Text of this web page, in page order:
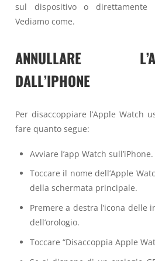
sul dispositivo o direttamente
Vediamo come.
ANNULLARE
DALL’IPHONE
Per disaccoppiare l’Apple Watch
fare quanto segue:
Avviare l’app Watch sull’iPhone.
Toccare il nome dell’Apple
della schermata principale.
Premere a destra l’icona delle
dell’orologio.
Toccare “Disaccoppia Apple